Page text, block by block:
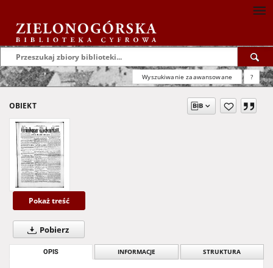
Wyszukiwanie zaawansowane ?
OBIEKT
Pokaż treść
Pobierz
OPIS INFORMACJE STRUKTURA